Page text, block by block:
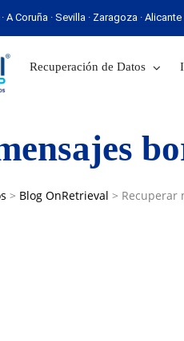
A Coruña · Sevilla · Zaragoza ·
Recuperación de Datos
· A Coruña · Sevilla ·
> Blog OnRetrieval > Recuperar